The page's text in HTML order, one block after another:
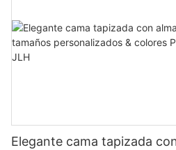
Elegante cama tapizada